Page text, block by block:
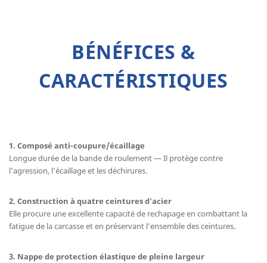
BÉNÉFICES &
CARACTÉRISTIQUES
1. Composé anti-coupure/écaillage
Longue durée de la bande de roulement — Il protège contre
l’agression, l’écaillage et les déchirures.
2. Construction à quatre ceintures d'acier
Elle procure une excellente capacité de rechapage en combattant la
fatigue de la carcasse et en préservant l’ensemble des ceintures.
3. Nappe de protection élastique de pleine largeur